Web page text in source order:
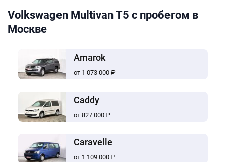
Volkswagen Multivan T5 с пробегом в
Москве
Amarok
от 1 073 000 ₽
Caddy
от 827 000 ₽
Caravelle
от 1 109 000 ₽